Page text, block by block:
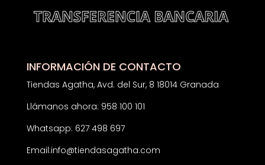
INFORMACIÓN DE CONTACTO
Tiendas Agatha, Avd. del Sur, 8 18014 Granada
Llámanos ahora: 958 100 101
Whatsapp: 627 498 697
Email:info@tiendasagatha.com